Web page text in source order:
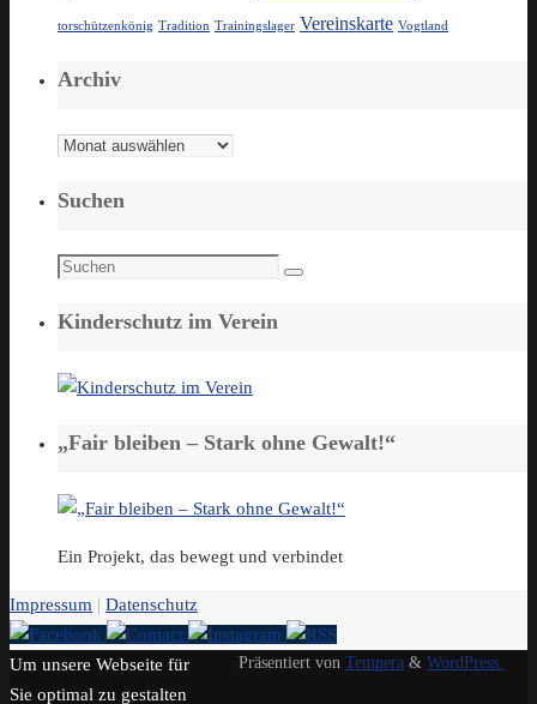
torschützenkönig Tradition Trainingslager Vereinskarte Vogtland
Archiv
Archiv
Suchen
Suchen
Suchen
Kinderschutz im Verein
„Fair bleiben – Stark ohne Gewalt!“
Ein Projekt, das bewegt und verbindet
Impressum | Datenschutz
Präsentiert von Tempera & WordPress.
Um unsere Webseite für
Sie optimal zu gestalten